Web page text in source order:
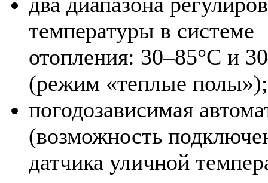
температуры в системе
отопления: 30–85°С и
(режим «теплые полы»);
погодозависимая
(возможность
датчика уличной